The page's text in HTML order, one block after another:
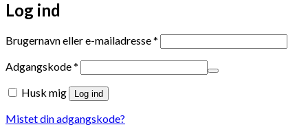
Log ind
Brugernavn eller e-mailadresse*
Adgangskode*
Husk mig Log ind
Mistet din adgangskode?